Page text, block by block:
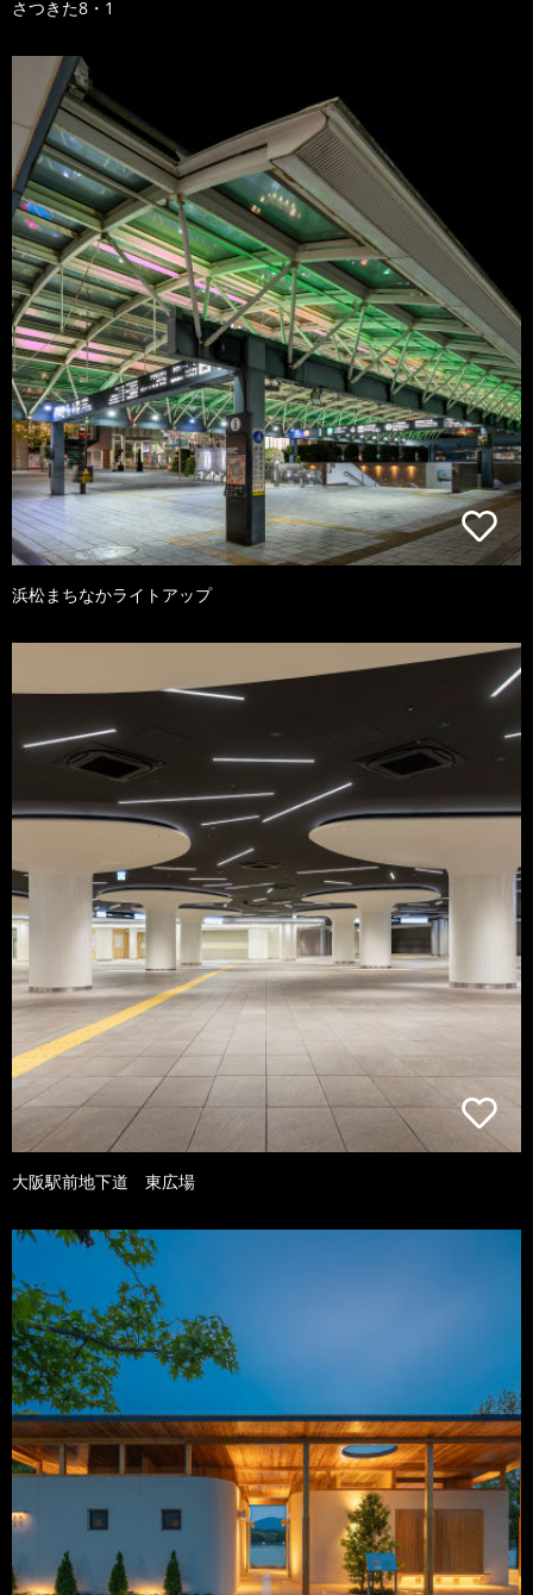
さつきた8・1
浜松まちなかライトアップ
大阪駅前地下道 東広場